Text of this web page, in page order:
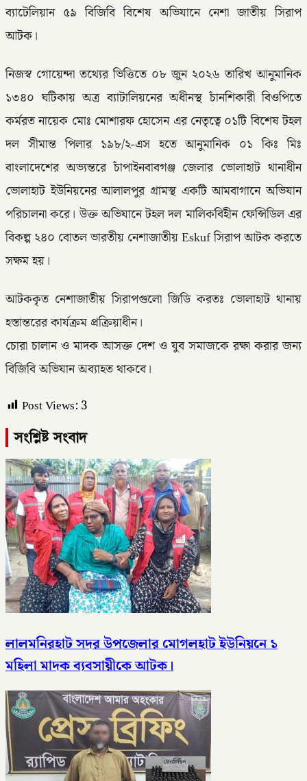
ব্যাটেলিয়ান ৫৯ বিজিবি বিশেষ অভিযানে নেশা জাতীয় সিরাপ
আটক।
নিজস্ব গোয়েন্দা তথ্যের ভিত্তিতে ০৮ জুন ২০২৬ তারিখ আনুমানিক
১৩৪০ ঘটিকায় অত্র ব্যাটালিয়নের অধীনস্থ চাঁনশিকারী বিওপিতে
কর্মরত নায়েক মোঃ মোশারফ হোসেন এর নেতৃত্বে ০১টি বিশেষ টহল
দল সীমান্ত পিলার ১৯৮/২-এস হতে আনুমানিক ০১ কিঃ মিঃ
বাংলাদেশের অভ্যন্তরে চাঁপাইনবাবগঞ্জ জেলার ভোলাহাট থানাধীন
ভোলাহাট ইউনিয়নের আলালপুর গ্রামস্থ একটি আমবাগানে অভিযান
পরিচালনা করে। উক্ত অভিযানে টহল দল মালিকবিহীন ফেন্সিডিল এর
বিকল্প ২৪০ বোতল ভারতীয় নেশাজাতীয় Eskuf সিরাপ আটক করতে
সক্ষম হয়।
আটককৃত নেশাজাতীয় সিরাপগুলো জিডি করতঃ ভোলাহাট থানায়
হস্তান্তরের কার্যক্রম প্রক্রিয়াধীন।
চোরা চালান ও মাদক আসক্ত দেশ ও যুব সমাজকে রক্ষা করার জন্য
বিজিবি অভিযান অব্যাহত থাকবে।
Post Views: 3
সংশ্লিষ্ট সংবাদ
লালমনিরহাট সদর উপজেলার মোগলহাট ইউনিয়নে ১
মহিলা মাদক ব্যবসায়ীকে আটক।